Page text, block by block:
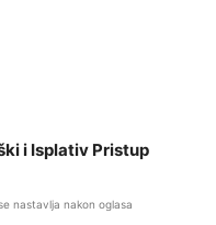
i Isplativ Pristup
nastavlja nakon oglasa